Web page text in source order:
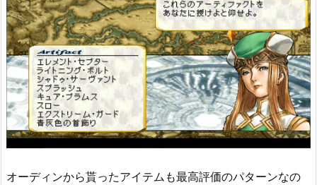
オーディンから貰ったアイテムも最高評価のパターンなの